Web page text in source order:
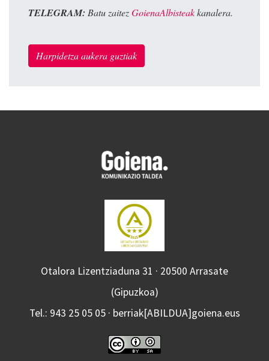
TELEGRAM: Batu zaitezGoienaAlbisteakkanalera.
Harpidetza aukera guztiak
Otalora Lizentziaduna 31 · 20500 Arrasate
(Gipuzkoa)
Tel.: 943 25 05 05 · berriak[ABILDUA]goiena.eus